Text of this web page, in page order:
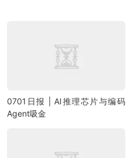
0701日报 | AI推理芯片与编码
Agent吸金